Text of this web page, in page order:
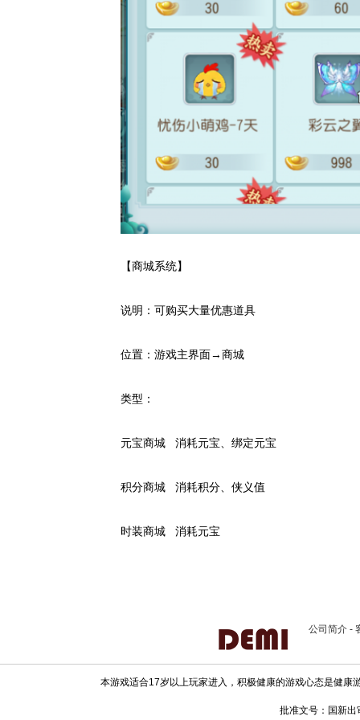
【商城系统】
说明：可购买大量优惠道具
位置：游戏主界面→商城
类型：
元宝商城 消耗元宝、绑定元宝
积分商城 消耗积分、侠义值
时装商城 消耗元宝
公司简介 -
本游戏适合17岁以上玩家进入，积极健康的游戏心态是健
批准文号：国新